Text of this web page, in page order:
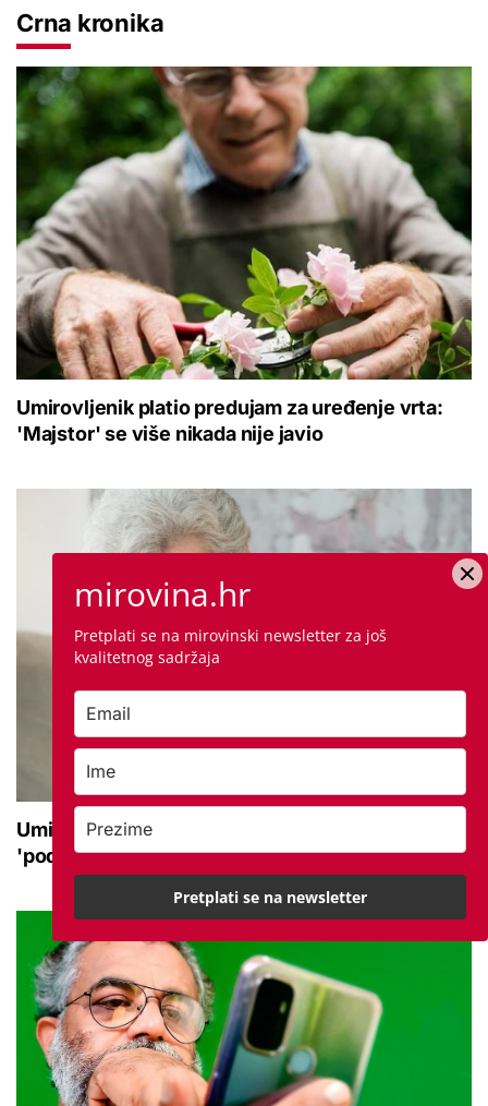
Crna kronika
Umirovljenik platio predujam za uređenje vrta:
'Majstor' se više nikada nije javio
Umirovljenica ostala bez 24.000 eura: Novac
'podijelili' lažni policajac i taksist
mirovina.hr
Pretplati se na mirovinski newsletter za još
kvalitetnog sadržaja
Pretplati se na newsletter